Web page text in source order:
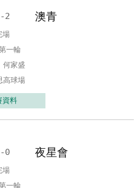
2 澳青
場
一輪
家盛
高球場
資料
0 夜星會
場
一輪